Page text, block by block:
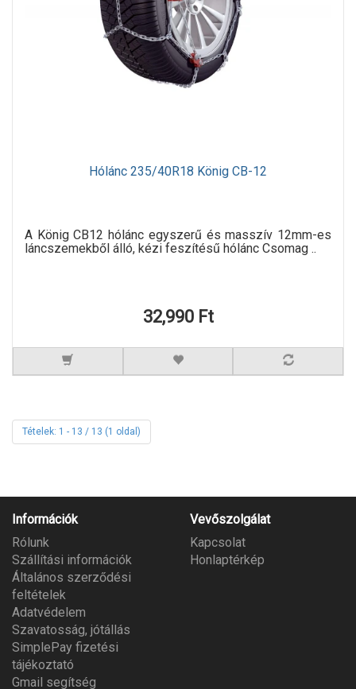
Hólánc 235/40R18 König CB-12
A König CB12 hólánc egyszerű és masszív 12mm-es
láncszemekből álló, kézi feszítésű hólánc Csomag ..
32,990 Ft
Tételek: 1 - 13 / 13 (1 oldal)
Információk
Rólunk
Szállítási információk
Általános szerződési
feltételek
Adatvédelem
Szavatosság, jótállás
SimplePay fizetési
tájékoztató
Gmail segítség
Vevőszolgálat
Kapcsolat
Honlaptérkép